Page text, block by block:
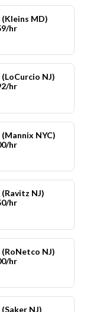
MD)
hr
NJ)
hr
NYC)
hr
NJ)
hr
NJ)
hr
NJ)